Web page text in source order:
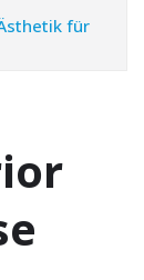
für